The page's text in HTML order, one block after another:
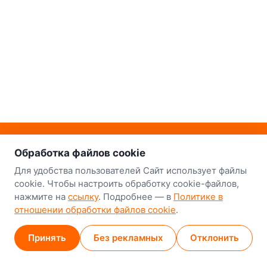
о нас
Наш склад-магазин:
Минск
8-й Путепроводный переулок, 5
GPS53.924752, 27.489820
Карта проезда
Обработка файлов cookie
Для удобства пользователей Сайт использует файлы
cookie. Чтобы настроить обработку cookie-файлов,
нажмите на ссылку. Подробнее — в Политике в
отношении обработки файлов cookie.
Принять Без рекламных Отклонить